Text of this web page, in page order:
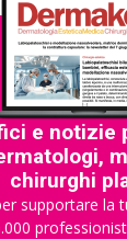
e notizie
chirurghi
supportare la